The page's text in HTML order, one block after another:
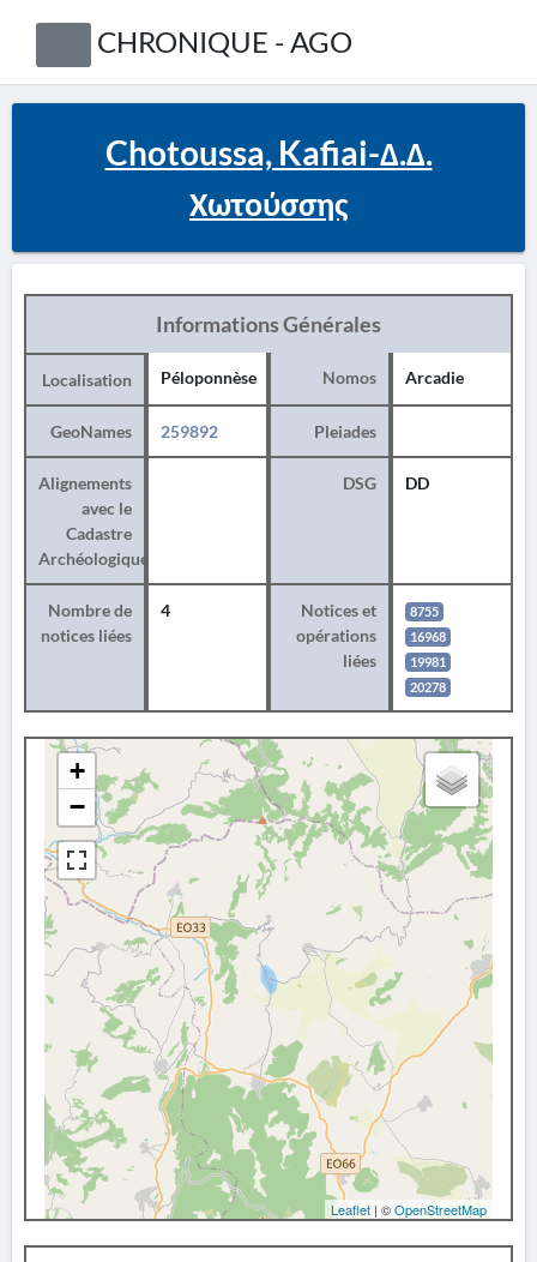
CHRONIQUE - AGO
Chotoussa, Kafiai-Δ.Δ.
Χωτούσσης
Informations Générales
Localisation Péloponnèse Nomos Arcadie
GeoNames 259892 Pleiades
Alignements
avec le
Cadastre
Archéologique
DSG DD
Nombre de
notices liées
4
Notices et
opérations
liées
8755
16968
19981
20278
+
−
Leaflet | ©OpenStreetMap